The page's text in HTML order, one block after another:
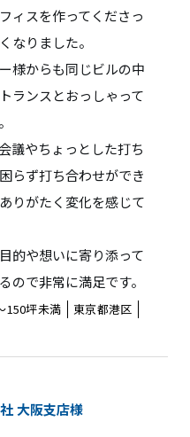
ィスを作ってくださっ
なりました。
様からも同じビルの中
ランスとおっしゃって
議やちょっとした打ち
らず打ち合わせができ
りがたく変化を感じて
的や想いに寄り添って
ので非常に満足です。
150坪未満
東京都港区
大阪支店様